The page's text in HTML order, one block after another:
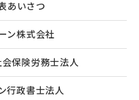
あいさつ
ン株式会社
保険労務士法人
行政書士法人